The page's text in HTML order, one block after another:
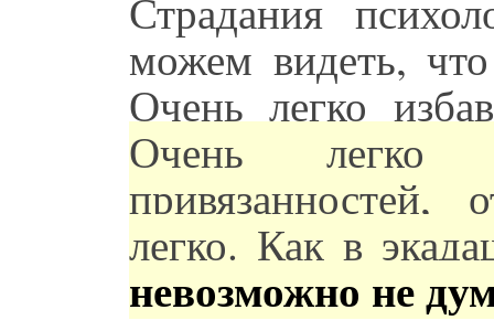
Страдания
можем видеть,
Очень легко
Очень легко
легко. Как в
невозможно не